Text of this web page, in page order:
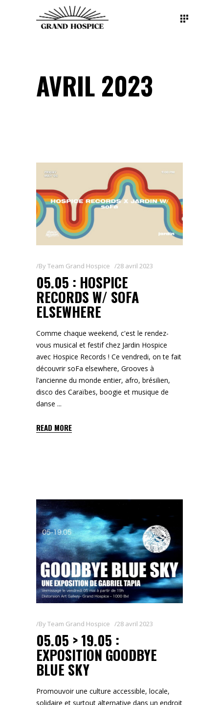
AVRIL 2023
ByTeam Grand Hospice 28 avril 2023
05.05 : HOSPICE
RECORDS W/ SOFA
ELSEWHERE
Comme chaque weekend, c'est le rendez-
vous musical et festif chez Jardin Hospice
avec Hospice Records ! Ce vendredi, on te fait
découvrir soFa elsewhere, Grooves à
l’ancienne du monde entier, afro, brésilien,
disco des Caraïbes, boogie et musique de
danse
READ MORE
ByTeam Grand Hospice 28 avril 2023
05.05 > 19.05 :
EXPOSITION GOODBYE
BLUE SKY
Promouvoir une culture accessible, locale,
solidaire et surtout alternative dans un endroit